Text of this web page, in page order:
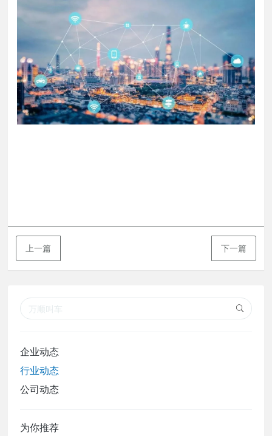
上一篇 下一篇
企业动态
行业动态
公司动态
为你推荐